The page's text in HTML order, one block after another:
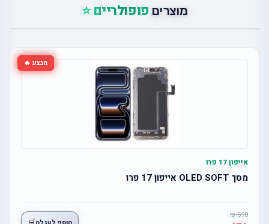
מוצרים פופולריים ⭐
מבצע 🔥
אייפון 17 פרו
מסך OLED SOFT אייפון 17 פרו
590